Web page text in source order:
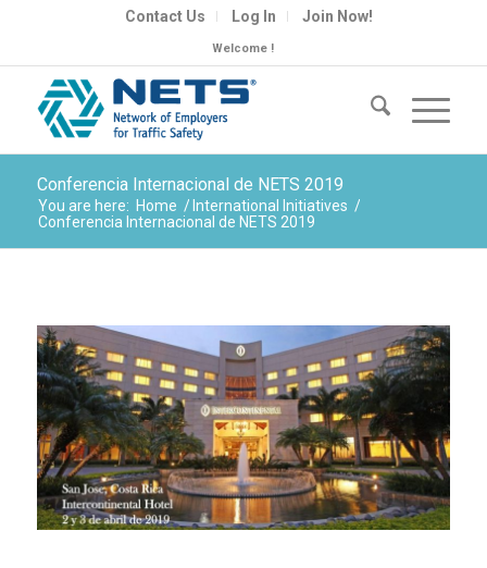
Contact Us Log In Join Now!
Welcome !
Conferencia Internacional de NETS 2019
You are here: Home / International Initiatives /
Conferencia Internacional de NETS 2019